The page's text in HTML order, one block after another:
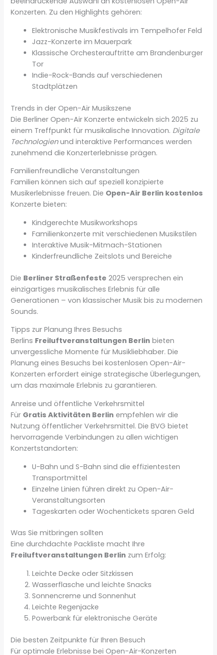
Konzerten. Zu den Highlights gehören:
Elektronische Musikfestivals im Tempelhofer Feld
Jazz-Konzerte im Mauerpark
Klassische Orchesterauftritte am Brandenburger
Tor
Indie-Rock-Bands auf verschiedenen
Stadtplätzen
Trends in der Open-Air Musikszene
Die Berliner Open-Air Konzerte entwickeln sich 2025 zu
einem Treffpunkt für musikalische Innovation. Digitale
Technologienund interaktive Performances werden
zunehmend die Konzerterlebnisse prägen.
Familienfreundliche Veranstaltungen
Familien können sich auf speziell konzipierte
Musikerlebnisse freuen. Die Open-Air Berlin kostenlos
Konzerte bieten:
Kindgerechte Musikworkshops
Familienkonzerte mit verschiedenen Musikstilen
Interaktive Musik-Mitmach-Stationen
Kinderfreundliche Zeitslots und Bereiche
Die Berliner Straßenfeste 2025 versprechen ein
einzigartiges musikalisches Erlebnis für alle
Generationen – von klassischer Musik bis zu modernen
Sounds.
Tipps zur Planung Ihres Besuchs
Berlins Freiluftveranstaltungen Berlin bieten
unvergessliche Momente für Musikliebhaber. Die
Planung eines Besuchs bei kostenlosen Open-Air-
Konzerten erfordert einige strategische Überlegungen,
um das maximale Erlebnis zu garantieren.
Anreise und öffentliche Verkehrsmittel
Für Gratis Aktivitäten Berlin empfehlen wir die
Nutzung öffentlicher Verkehrsmittel. Die BVG bietet
hervorragende Verbindungen zu allen wichtigen
Konzertstandorten:
U-Bahn und S-Bahn sind die effizientesten
Transportmittel
Einzelne Linien führen direkt zu Open-Air-
Veranstaltungsorten
Tageskarten oder Wochentickets sparen Geld
Was Sie mitbringen sollten
Eine durchdachte Packliste macht Ihre
Freiluftveranstaltungen Berlin zum Erfolg:
Leichte Decke oder Sitzkissen
Wasserflasche und leichte Snacks
Sonnencreme und Sonnenhut
Leichte Regenjacke
Powerbank für elektronische Geräte
Die besten Zeitpunkte für Ihren Besuch
Für optimale Erlebnisse bei Open-Air-Konzerten